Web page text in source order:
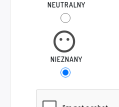
NEUTRALNY
NIEZNANY